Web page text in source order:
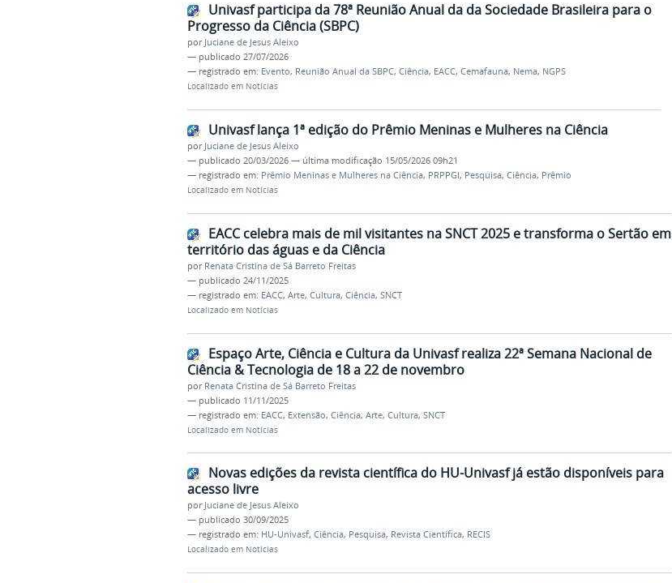
Univasf participa da 78ª Reunião Anual da da Sociedade Brasileira para o
Progresso da Ciência (SBPC)
por Juciane de Jesus Aleixo
— publicado 27/07/2026
— registrado em: Evento, Reunião Anual da SBPC, Ciência, EACC, Cemafauna, Nema, NGPS
Localizado em Notícias
Univasf lança 1ª edição do Prêmio Meninas e Mulheres na Ciência
por Juciane de Jesus Aleixo
— publicado 20/03/2026 — última modificação 15/05/2026 09h21
— registrado em: Prêmio Meninas e Mulheres na Ciência, PRPPGI, Pesquisa, Ciência, Prêmio
Localizado em Notícias
EACC celebra mais de mil visitantes na SNCT 2025 e transforma o Sertão em
território das águas e da Ciência
por Renata Cristina de Sá Barreto Freitas
— publicado 24/11/2025
— registrado em: EACC, Arte, Cultura, Ciência, SNCT
Localizado em Notícias
Espaço Arte, Ciência e Cultura da Univasf realiza 22ª Semana Nacional de
Ciência & Tecnologia de 18 a 22 de novembro
por Renata Cristina de Sá Barreto Freitas
— publicado 11/11/2025
— registrado em: EACC, Extensão, Ciência, Arte, Cultura, SNCT
Localizado em Notícias
Novas edições da revista científica do HU-Univasf já estão disponíveis para
acesso livre
por Juciane de Jesus Aleixo
— publicado 30/09/2025
— registrado em: HU-Univasf, Ciência, Pesquisa, Revista Científica, RECIS
Localizado em Notícias